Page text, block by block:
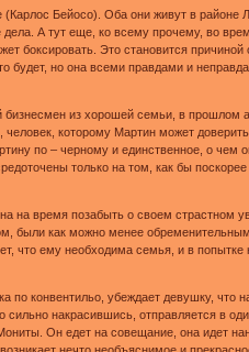
Бейосо). Оба они живут в районе
А тут еще, ко всему прочему, во
боксировать. Это становится
будет, но она всеми правдами и
из хорошей семьи, в прошлом
которому Мартин может
по – черному и единственное, о чем
только на том, как бы
на время позабыть о своем страстном
были как можно менее
что ему необходима семья, и в
по конвентильо, убеждает девушку, что
накрасившись, отправляется в
Он едет на совещание, она идет